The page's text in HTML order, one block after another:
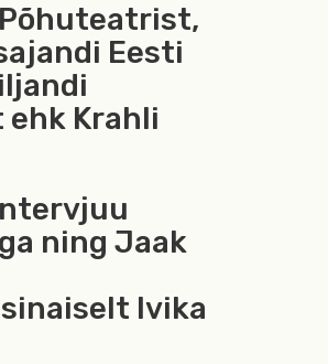
Eesti
Krahli
ning Jaak
Ivika